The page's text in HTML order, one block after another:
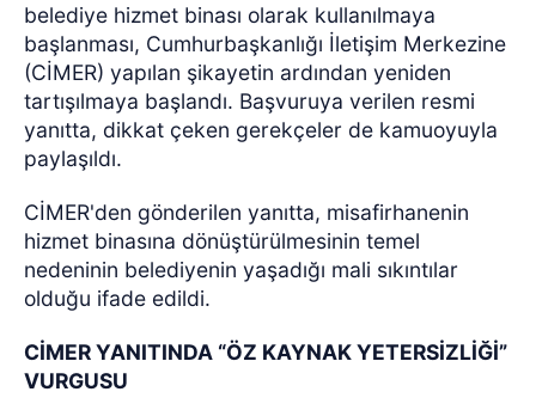
belediye hizmet binası olarak kullanılmaya
başlanması, Cumhurbaşkanlığı İletişim Merkezine
(CİMER) yapılan şikayetin ardından yeniden
tartışılmaya başlandı. Başvuruya verilen resmi
yanıtta, dikkat çeken gerekçeler de kamuoyuyla
paylaşıldı.
CİMER'den gönderilen yanıtta, misafirhanenin
hizmet binasına dönüştürülmesinin temel
nedeninin belediyenin yaşadığı mali sıkıntılar
olduğu ifade edildi.
CİMER YANITINDA “ÖZ KAYNAK YETERSİZLİĞİ”
VURGUSU